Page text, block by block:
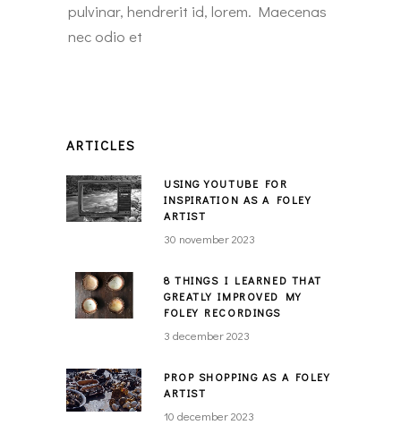
pulvinar, hendrerit id, lorem. Maecenas
nec odio et
ARTICLES
USING YOUTUBE FOR
INSPIRATION AS A FOLEY
ARTIST
30 november 2023
8 THINGS I LEARNED THAT
GREATLY IMPROVED MY
FOLEY RECORDINGS
3 december 2023
PROP SHOPPING AS A FOLEY
ARTIST
10 december 2023